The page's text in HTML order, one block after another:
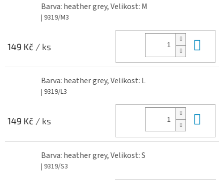
Barva: heather grey, Velikost: M
| 9319/M3
149 Kč / ks
Barva: heather grey, Velikost: L
| 9319/L3
149 Kč / ks
Barva: heather grey, Velikost: S
| 9319/S3